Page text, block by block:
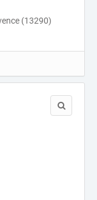
(13290)